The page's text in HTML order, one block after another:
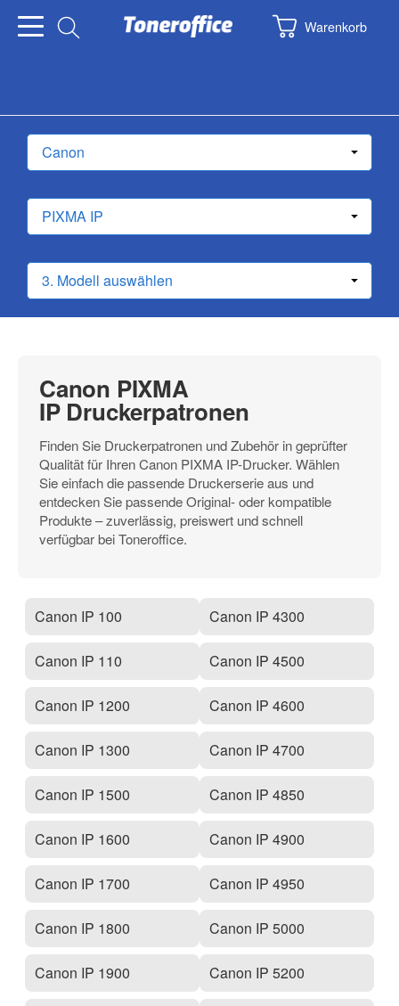
Warenkorb
Canon PIXMA
IP Druckerpatronen
Finden Sie Druckerpatronen und Zubehör in geprüfter
Qualität für Ihren Canon PIXMA IP-Drucker. Wählen
Sie einfach die passende Druckerserie aus und
entdecken Sie passende Original- oder kompatible
Produkte – zuverlässig, preiswert und schnell
verfügbar bei Toneroffice.
Canon IP 100
Canon IP 110
Canon IP 1200
Canon IP 1300
Canon IP 1500
Canon IP 1600
Canon IP 1700
Canon IP 1800
Canon IP 1900
Canon IP 4300
Canon IP 4500
Canon IP 4600
Canon IP 4700
Canon IP 4850
Canon IP 4900
Canon IP 4950
Canon IP 5000
Canon IP 5200